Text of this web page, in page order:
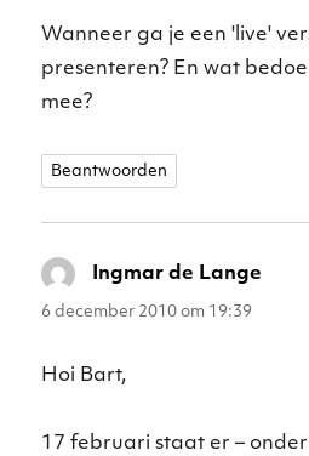
Wanneer ga je een 'live'
presenteren? En wat
mee?
Beantwoorden
Ingmar de Lange
6 december 2010 om 19:39
Hoi Bart,
17 februari staat er –